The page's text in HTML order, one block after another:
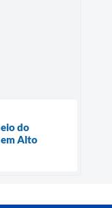
do
Alto